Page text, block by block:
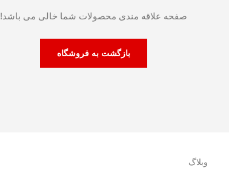
صفحه علاقه مندی محصولات شما خالی می باشد!
بازگشت به فروشگاه
وبلاگ